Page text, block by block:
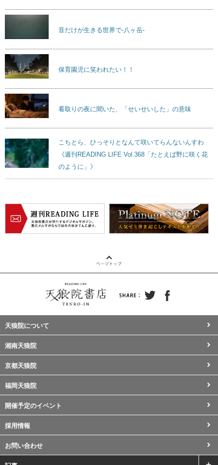
音だけが生きる世界で-八ヶ岳-
保育園児に笑われたい！！
看取りの夜に聞いた、「せいせいした」の意味
こちとら、ひっそりとなんて咲いてらんないんすわ
《週刊READING LIFE Vol.368「たとえば野に咲く花
のように」》
天狼院について
湘南天狼院
京都天狼院
福岡天狼院
開催予定のイベント
採用情報
お問い合わせ